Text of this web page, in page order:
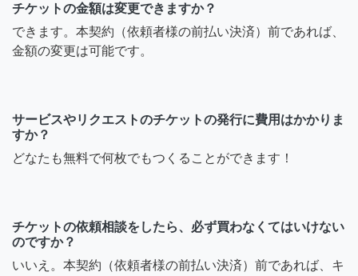
チケットの金額は変更できますか？
できます。本契約（依頼者様の前払い決済）前であれば、
金額の変更は可能です。
サービスやリクエストのチケットの発行に費用はかかりま
すか？
どなたも無料で何枚でもつくることができます！
チケットの依頼相談をしたら、必ず買わなくてはいけない
のですか？
いいえ。本契約（依頼者様の前払い決済）前であれば、キ